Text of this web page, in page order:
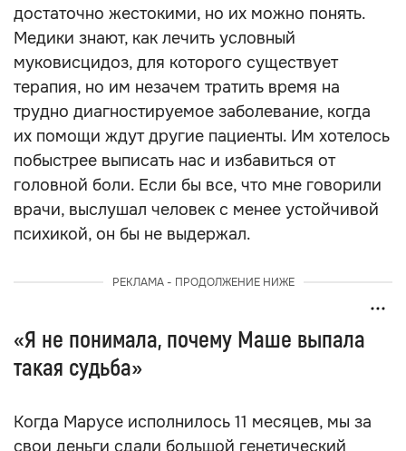
достаточно жестокими, но их можно понять.
Медики знают, как лечить условный
муковисцидоз, для которого существует
терапия, но им незачем тратить время на
трудно диагностируемое заболевание, когда
их помощи ждут другие пациенты. Им хотелось
побыстрее выписать нас и избавиться от
головной боли. Если бы все, что мне говорили
врачи, выслушал человек с менее устойчивой
психикой, он бы не выдержал.
РЕКЛАМА - ПРОДОЛЖЕНИЕ НИЖЕ
«Я не понимала, почему Маше выпала
такая судьба»
Когда Марусе исполнилось 11 месяцев, мы за
свои деньги сдали большой генетический